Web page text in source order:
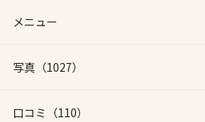
メニュー
写真 （1027）
口コミ （110）